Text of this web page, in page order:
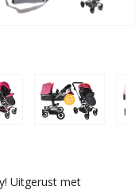
Uitgerust met